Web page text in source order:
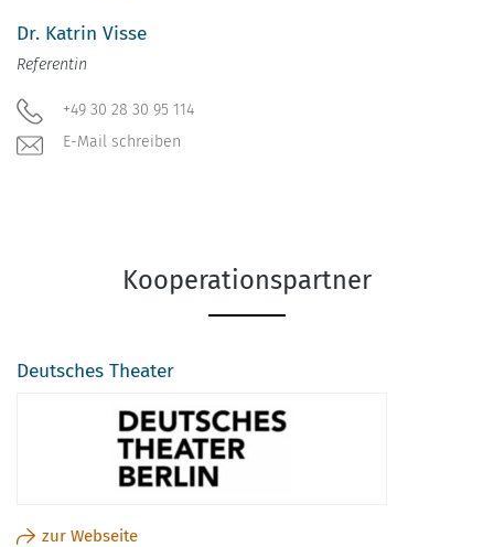
Dr. Katrin Visse
Referentin
+49 30 28 30 95 114
E-Mail schreiben
Kooperationspartner
Deutsches Theater
zur Webseite